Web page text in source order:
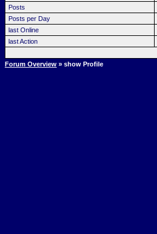
Posts
Posts per Day
last Online
last Action
Forum Overview » show Profile